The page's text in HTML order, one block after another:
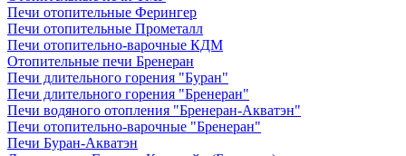
Печи отопительные Ферингер
Печи отопительные Прометалл
Печи отопительно-варочные КДМ
Отопительные печи Бренеран
Печи длительного горения "Буран"
Печи длительного горения "Бренеран"
Печи водяного отопления "Бренеран-Акватэн"
Печи отопительно-варочные "Бренеран"
Печи Буран-Акватэн